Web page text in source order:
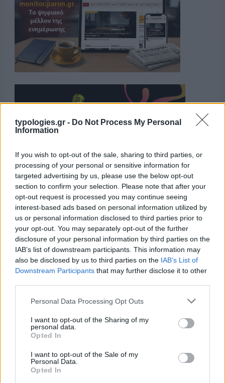
typologies.gr - Do Not Process My Personal
Information
If you wish to opt-out of the sale, sharing to third parties, or
processing of your personal or sensitive information for
targeted advertising by us, please use the below opt-out
section to confirm your selection. Please note that after your
opt-out request is processed you may continue seeing
interest-based ads based on personal information utilized by
us or personal information disclosed to third parties prior to
your opt-out. You may separately opt-out of the further
disclosure of your personal information by third parties on the
IAB’s list of downstream participants. This information may
also be disclosed by us to third parties on the IAB’s List of
Downstream Participants that may further disclose it to other
Please note that this website/app uses one or more Google
not limited to your visit or usage behaviour. You may click to
grant or deny consent to Google and its third-party tags to
use your data for below specified purposes in below Google
consent section.
Personal Data Processing Opt Outs
I want to opt-out of the Sharing of my
personal data.
Opted In
I want to opt-out of the Sale of my
Personal Data.
Opted In
Η ΣΤΗΛΗ ΜΑΣ